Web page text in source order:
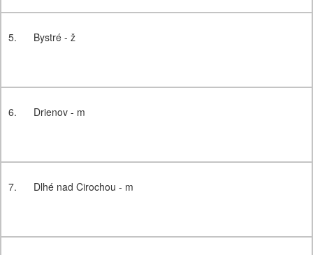
5. Bystré - ž
6. Drienov - m
7. Dlhé nad Cirochou - m